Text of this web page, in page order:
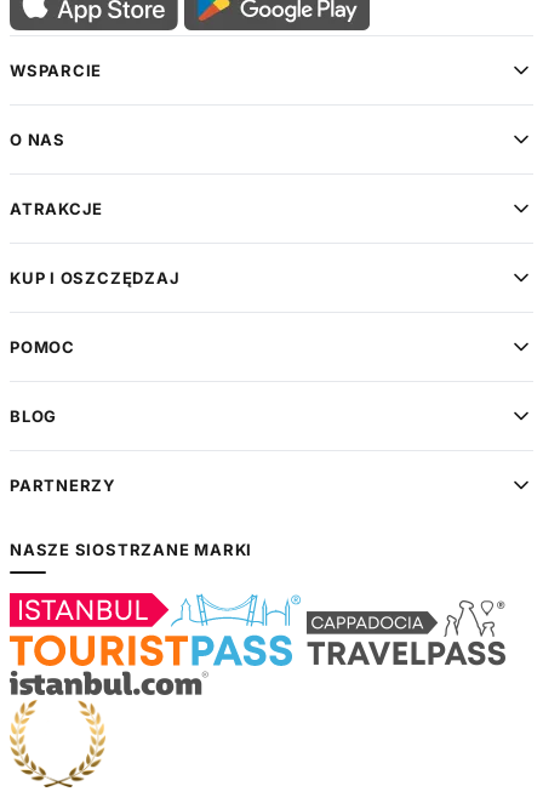
WSPARCIE
O NAS
ATRAKCJE
KUP I OSZCZĘDZAJ
POMOC
BLOG
PARTNERZY
NASZE SIOSTRZANE MARKI